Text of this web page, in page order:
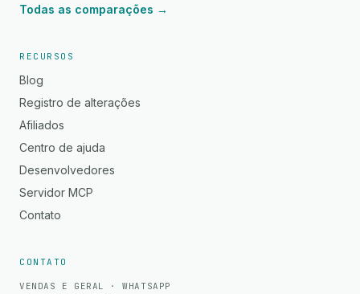
Todas as comparações →
RECURSOS
Blog
Registro de alterações
Afiliados
Centro de ajuda
Desenvolvedores
Servidor MCP
Contato
CONTATO
VENDAS E GERAL · WHATSAPP